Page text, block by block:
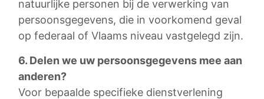
natuurlijke personen bij de verwerking van
persoonsgegevens, die in voorkomend geval
op federaal of Vlaams niveau vastgelegd zijn.
6. Delen we uw persoonsgegevens mee aan
anderen?
Voor bepaalde specifieke dienstverlening